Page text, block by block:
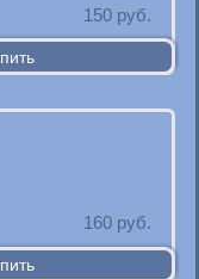
150 руб.
160 руб.